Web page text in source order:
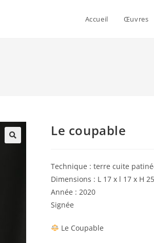
Accueil Œuvres
Le coupable
Technique : terre cuite
Dimensions : L 17 x l 17 x H
Année : 2020
Signée
Le Coupable